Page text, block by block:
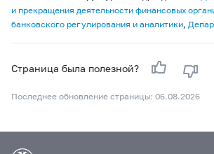
и прекращения деятельности финансовых
банковского регулирования и аналитики,
Страница была полезной?
Последнее обновление страницы: 06.08.2026